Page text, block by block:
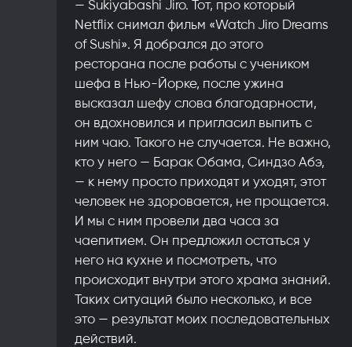
— Sukiyabashi Jiro. Тот, про который
Netflix снимал фильм «Watch Jiro Dreams
of Sushi». Я добрался до этого
ресторана после работы с учеником
шефа в Нью-Йорке, после ужина
высказал шефу слова благодарности,
он вдохновился и пригласил выпить с
ним чаю. Такого не случается. Не важно,
кто у него — Барак Обама, Синдзо Абэ,
— к нему просто приходят и уходят, этот
человек не здоровается, не прощается.
И мы с ним провели два часа за
чаепитием. Он предложил остаться у
него на кухне и посмотреть, что
происходит внутри этого храма знаний.
Таких ситуаций было несколько, и все
это — результат моих последовательных
действий.